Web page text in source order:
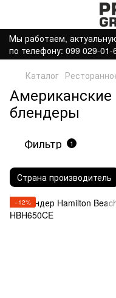
Мы работаем,
по телефону: 099 029-01-
Каталог
блендеры
Фильтр 1
Страна производитель
−12%